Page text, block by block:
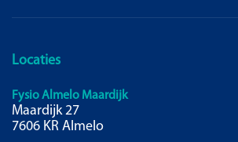
Locaties
Fysio Almelo Maardijk
Maardijk 27
7606 KR Almelo